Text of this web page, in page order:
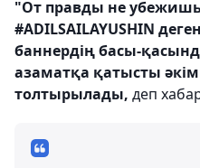
"От правды не
#ADILSAILAYUSHIN
баннердің басы-
азаматқа қатысты
толтырылады, деп